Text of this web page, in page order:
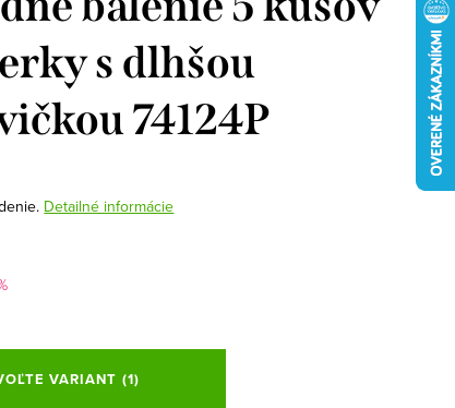
s dlhšou
74124P
Detailné informácie
VARIANT (1)